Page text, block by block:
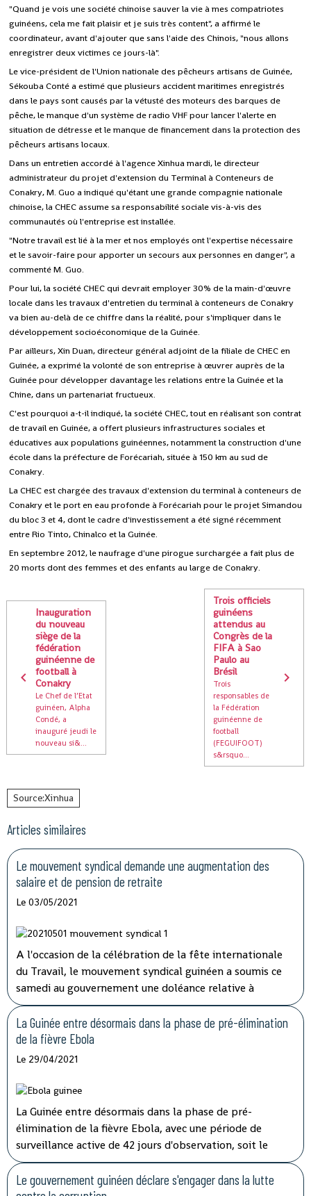
"Quand je vois une société chinoise sauver la vie à mes compatriotes
guinéens, cela me fait plaisir et je suis très content", a affirmé le
coordinateur, avant d'ajouter que sans l'aide des Chinois, "nous allons
enregistrer deux victimes ce jours-là".
Le vice-président de l'Union nationale des pêcheurs artisans de Guinée,
Sékouba Conté a estimé que plusieurs accident maritimes enregistrés
dans le pays sont causés par la vétusté des moteurs des barques de
pêche, le manque d'un système de radio VHF pour lancer l'alerte en
situation de détresse et le manque de financement dans la protection des
pêcheurs artisans locaux.
Dans un entretien accordé à l'agence Xinhua mardi, le directeur
administrateur du projet d'extension du Terminal à Conteneurs de
Conakry, M. Guo a indiqué qu'étant une grande compagnie nationale
chinoise, la CHEC assume sa responsabilité sociale vis-à-vis des
communautés où l'entreprise est installée.
"Notre travail est lié à la mer et nos employés ont l'expertise nécessaire
et le savoir-faire pour apporter un secours aux personnes en danger", a
commenté M. Guo.
Pour lui, la société CHEC qui devrait employer 30% de la main-d'œuvre
locale dans les travaux d'entretien du terminal à conteneurs de Conakry
va bien au-delà de ce chiffre dans la réalité, pour s'impliquer dans le
développement socioéconomique de la Guinée.
Par ailleurs, Xin Duan, directeur général adjoint de la filiale de CHEC en
Guinée, a exprimé la volonté de son entreprise à œuvrer auprès de la
Guinée pour développer davantage les relations entre la Guinée et la
Chine, dans un partenariat fructueux.
C'est pourquoi a-t-il indiqué, la société CHEC, tout en réalisant son contrat
de travail en Guinée, a offert plusieurs infrastructures sociales et
éducatives aux populations guinéennes, notamment la construction d'une
école dans la préfecture de Forécariah, située à 150 km au sud de
Conakry.
La CHEC est chargée des travaux d'extension du terminal à conteneurs de
Conakry et le port en eau profonde à Forécariah pour le projet Simandou
du bloc 3 et 4, dont le cadre d'investissement a été signé récemment
entre Rio Tinto, Chinalco et la Guinée.
En septembre 2012, le naufrage d'une pirogue surchargée a fait plus de
20 morts dont des femmes et des enfants au large de Conakry.
Inauguration
du nouveau
siège de la
fédération
guinéenne de
football à
Conakry
Le Chef de l’Etat
guinéen, Alpha
Condé, a
inauguré jeudi le
nouveau si&...
Trois officiels
guinéens
attendus au
Congrès de la
FIFA à Sao
Paulo au
Brésil
Trois
responsables de
la Fédération
guinéenne de
football
(FEGUIFOOT)
s&rsquo...
Source:Xinhua
Articles similaires
Le mouvement syndical demande une augmentation des
salaire et de pension de retraite
Le 03/05/2021
A l'occasion de la célébration de la fête internationale
du Travail, le mouvement syndical guinéen a soumis ce
samedi au gouvernement une doléance relative à
l'augmentation de salaire et de pension de retraite.
La Guinée entre désormais dans la phase de pré-élimination
de la fièvre Ebola
Le 29/04/2021
La Guinée entre désormais dans la phase de pré-
élimination de la fièvre Ebola, avec une période de
surveillance active de 42 jours d'observation, soit le
double de la période d'incubation du virus, a indiqué
mardi à la télévision nationale, Sory Condé, chargé des
Le gouvernement guinéen déclare s'engager dans la lutte